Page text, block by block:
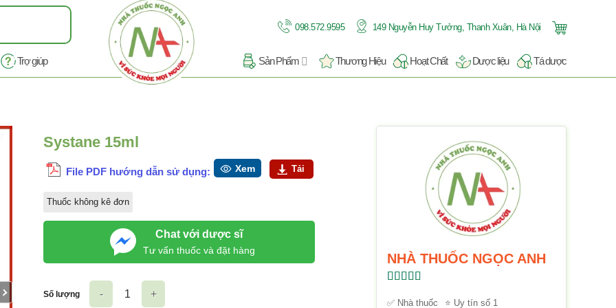
098.572.9595 149 Nguyễn Huy Tưởng, Thanh Xuân, Hà Nội
Trợ giúp Sản Phẩm Thương Hiệu Hoạt Chất Dược liệu Tá dược
Systane 15ml
File PDF hướng dẫn sử dụng: Xem Tải
Thuốc không kê đơn
Chat với dược sĩ
Tư vấn thuốc và đặt hàng
Số lượng
NHÀ THUỐC NGỌC ANH
hạng5.005
✅ Nhà thuốc ⭐ Uy tín số 1